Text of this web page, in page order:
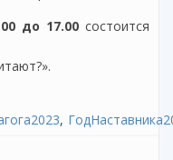
до 17.00 состоится